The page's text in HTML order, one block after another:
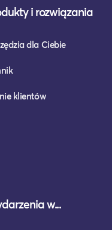
i rozwiązania
dla Ciebie
klientów
w...